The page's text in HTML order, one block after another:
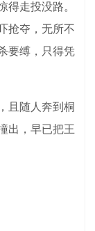
得走投没路。
抢夺，无所不
要缚，只得凭
随人奔到桐
出，早已把王